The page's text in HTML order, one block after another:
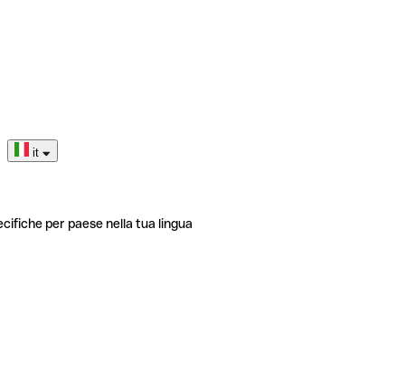
it
per paese nella tua lingua